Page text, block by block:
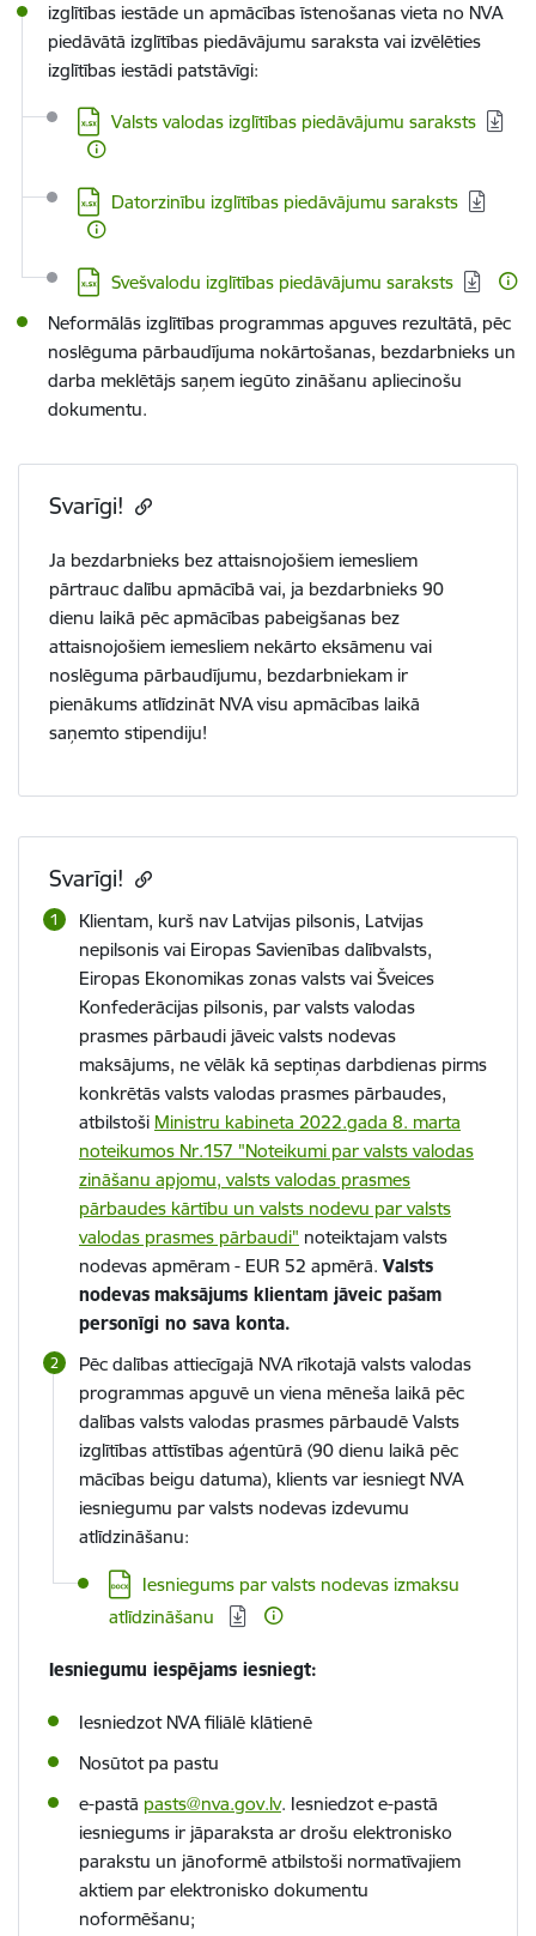
izglītības iestāde un apmācības īstenošanas vieta no NVA
piedāvātā izglītības piedāvājumu saraksta vai izvēlēties
izglītības iestādi patstāvīgi:
Lejupielādēt:
Valsts valodas izglītības piedāvājumu saraksts
Lejupielādēt:
Datorzinību izglītības piedāvājumu saraksts
Lejupielādēt:
Svešvalodu izglītības piedāvājumu saraksts
Neformālās izglītības programmas apguves rezultātā, pēc
noslēguma pārbaudījuma nokārtošanas, bezdarbnieks un
darba meklētājs saņem iegūto zināšanu apliecinošu
dokumentu.
Svarīgi!
Ja bezdarbnieks bez attaisnojošiem iemesliem
pārtrauc dalību apmācībā vai, ja bezdarbnieks 90
dienu laikā pēc apmācības pabeigšanas bez
attaisnojošiem iemesliem nekārto eksāmenu vai
noslēguma pārbaudījumu, bezdarbniekam ir
pienākums atlīdzināt NVA visu apmācības laikā
saņemto stipendiju!
Svarīgi!
Klientam, kurš nav Latvijas pilsonis, Latvijas
nepilsonis vai Eiropas Savienības dalībvalsts,
Eiropas Ekonomikas zonas valsts vai Šveices
Konfederācijas pilsonis, par valsts valodas
prasmes pārbaudi jāveic valsts nodevas
maksājums, ne vēlāk kā septiņas darbdienas pirms
konkrētās valsts valodas prasmes pārbaudes,
atbilstoši Ministru kabineta 2022.gada 8. marta
noteikumos Nr.157 "Noteikumi par valsts valodas
zināšanu apjomu, valsts valodas prasmes
pārbaudes kārtību un valsts nodevu par valsts
valodas prasmes pārbaudi" noteiktajam valsts
nodevas apmēram - EUR 52 apmērā. Valsts
nodevas maksājums klientam jāveic pašam
personīgi no sava konta.
Pēc dalības attiecīgajā NVA rīkotajā valsts valodas
programmas apguvē un viena mēneša laikā pēc
dalības valsts valodas prasmes pārbaudē Valsts
izglītības attīstības aģentūrā (90 dienu laikā pēc
mācības beigu datuma), klients var iesniegt NVA
iesniegumu par valsts nodevas izdevumu
atlīdzināšanu:
Lejupielādēt:
Iesniegums par valsts nodevas izmaksu
atlīdzināšanu
Iesniegumu iespējams iesniegt:
Iesniedzot NVA filiālē klātienē
Nosūtot pa pastu
e-pastā pasts@nva.gov.lv. Iesniedzot e-pastā
iesniegums ir jāparaksta ar drošu elektronisko
parakstu un jānoformē atbilstoši normatīvajiem
aktiem par elektronisko dokumentu
noformēšanu;